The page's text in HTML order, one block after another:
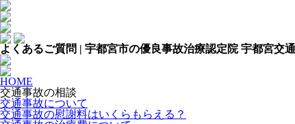
よくあるご質問 | 宇都宮市の優良事故治療認定院 宇都宮交
HOME
交通事故の相談
交通事故について
交通事故の慰謝料はいくらもらえる？